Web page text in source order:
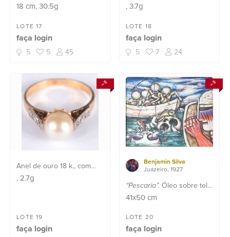
lavrado. (Por motivos de
encontra na loja).
18 cm, 30.5g
LOTE 17
faça login
5 5 45
pérola e brilhante, dito
(Por motivos de segurança
a peça não se encontra na
loja).
, 3.7g
LOTE 18
faça login
5 7 24
Anel de ouro 18 k., com
pérola. Aro 14. (Por motivos
, 2.7g
LOTE 19
faça login
Benjamin Silva
Juazeiro, 1927
“Pescaria”. Óleo sobre tela.
Datado 1967.
41x50cm
LOTE 20
faça login